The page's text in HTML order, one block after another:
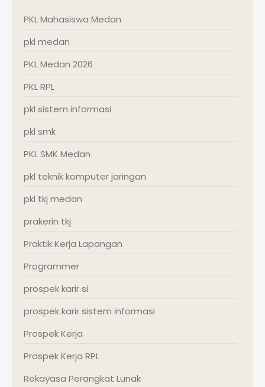
PKL Mahasiswa Medan
pkl medan
PKL Medan 2026
PKL RPL
pkl sistem informasi
pkl smk
PKL SMK Medan
pkl teknik komputer jaringan
pkl tkj medan
prakerin tkj
Praktik Kerja Lapangan
Programmer
prospek karir si
prospek karir sistem informasi
Prospek Kerja
Prospek Kerja RPL
Rekayasa Perangkat Lunak